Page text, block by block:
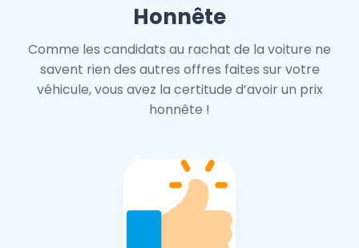
Honnête
Comme les candidats au rachat de la voiture ne
savent rien des autres offres faites sur votre
véhicule, vous avez la certitude d’avoir un prix
honnête !